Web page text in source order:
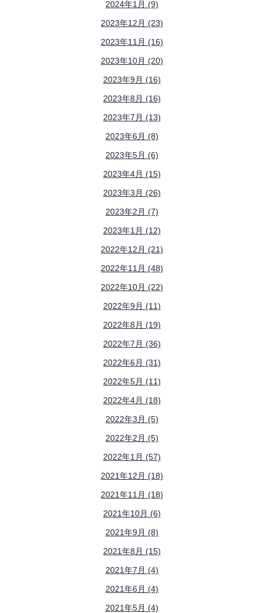
2024年1月 (9)
2023年12月 (23)
2023年11月 (16)
2023年10月 (20)
2023年9月 (16)
2023年8月 (16)
2023年7月 (13)
2023年6月 (8)
2023年5月 (6)
2023年4月 (15)
2023年3月 (26)
2023年2月 (7)
2023年1月 (12)
2022年12月 (21)
2022年11月 (48)
2022年10月 (22)
2022年9月 (11)
2022年8月 (19)
2022年7月 (36)
2022年6月 (31)
2022年5月 (11)
2022年4月 (18)
2022年3月 (5)
2022年2月 (5)
2022年1月 (57)
2021年12月 (18)
2021年11月 (18)
2021年10月 (6)
2021年9月 (8)
2021年8月 (15)
2021年7月 (4)
2021年6月 (4)
2021年5月 (4)